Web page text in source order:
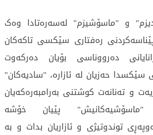
و "ماسۆشیزم" لەسەرەتادا وەک
رەفتاری سێکسی تاکەکان
دەرووناسی بۆیان دەرکەوت
سێکسدا حەزیان لە ئازارە، "سادیەکان"
و تەنانەت کوشتنی بەرامبەرەکەیان
پێیان خۆشە
توندوتیژی و ئازاریان بدات و بە